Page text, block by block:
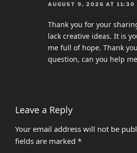
AUGUST 9, 2026 AT 11:30
Thank you for your
lack creative ideas. It is
me full of hope. Thank
question, can you help
Leave a Reply
Your email address will not be
fields are marked *